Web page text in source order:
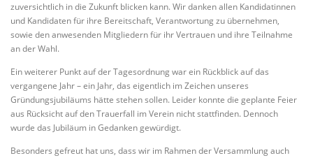
zuversichtlich in die Zukunft blicken kann. Wir danken allen Kandidatinnen
und Kandidaten für ihre Bereitschaft, Verantwortung zu übernehmen,
sowie den anwesenden Mitgliedern für ihr Vertrauen und ihre Teilnahme
an der Wahl.
Ein weiterer Punkt auf der Tagesordnung war ein Rückblick auf das
vergangene Jahr – ein Jahr, das eigentlich im Zeichen unseres
Gründungsjubiläums hätte stehen sollen. Leider konnte die geplante Feier
aus Rücksicht auf den Trauerfall im Verein nicht stattfinden. Dennoch
wurde das Jubiläum in Gedanken gewürdigt.
Besonders gefreut hat uns, dass wir im Rahmen der Versammlung auch